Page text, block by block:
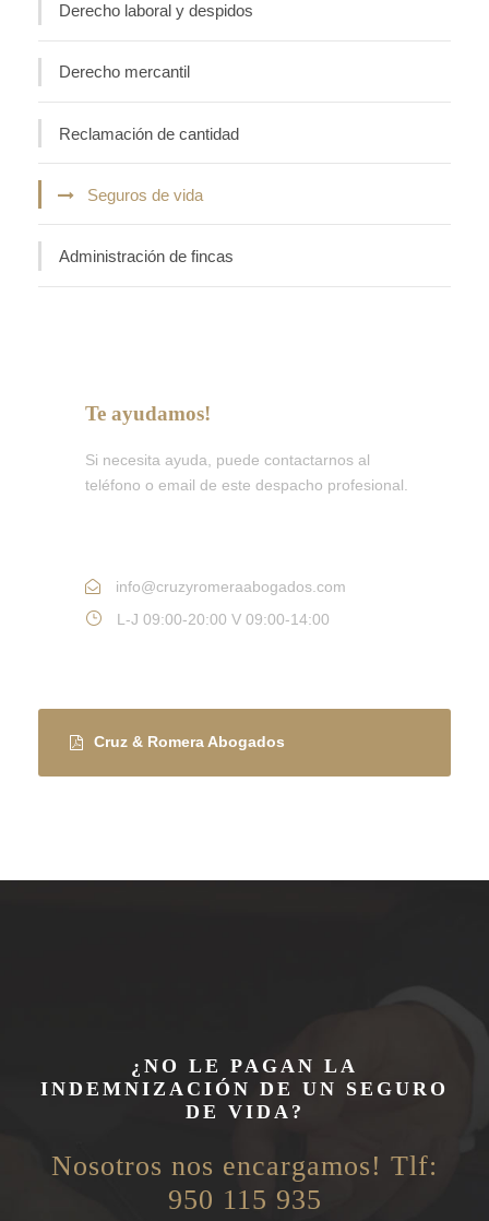
Derecho laboral y despidos
Derecho mercantil
Reclamación de cantidad
Seguros de vida
Administración de fincas
Te ayudamos!
Si necesita ayuda, puede contactarnos al
teléfono o email de este despacho profesional.
info@cruzyromeraabogados.com
L-J 09:00-20:00 V 09:00-14:00
Cruz & Romera Abogados
¿NO LE PAGAN LA
INDEMNIZACIÓN DE UN SEGURO
DE VIDA?
Nosotros nos encargamos! Tlf:
950 115 935